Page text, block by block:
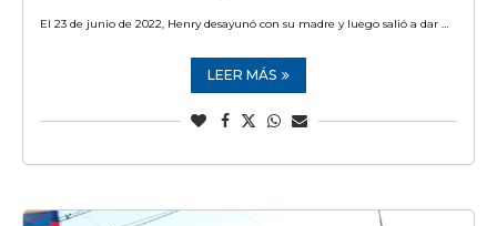
El 23 de junio de 2022, Henry desayunó con su madre y luego salió a dar …
LEER MÁS